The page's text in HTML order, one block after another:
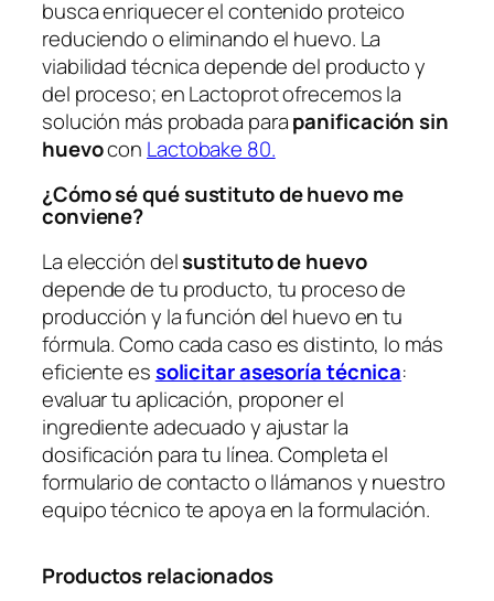
busca enriquecer el contenido proteico
reduciendo o eliminando el huevo. La
viabilidad técnica depende del producto y
del proceso; en Lactoprot ofrecemos la
solución más probada parapanificación sin
huevocon Lactobake 80.
¿Cómo sé qué sustituto de huevo me
conviene?
La elección delsustituto de huevo
depende de tu producto, tu proceso de
producción y la función del huevo en tu
fórmula. Como cada caso es distinto, lo más
eficiente essolicitar asesoría técnica:
evaluar tu aplicación, proponer el
ingrediente adecuado y ajustar la
dosificación para tu línea. Completa el
formulario de contacto o llámanos y nuestro
equipo técnico te apoya en la formulación.
Productos relacionados